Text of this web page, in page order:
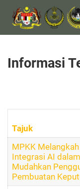
Informasi
Tajuk
MPKK
Integrasi AI
Mudahkan
Pembuatan